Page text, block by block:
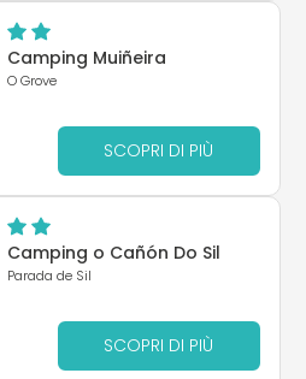
Camping Muiñeira
O Grove
SCOPRI DI PIÙ
Camping o Cañón Do Sil
Parada de Sil
SCOPRI DI PIÙ